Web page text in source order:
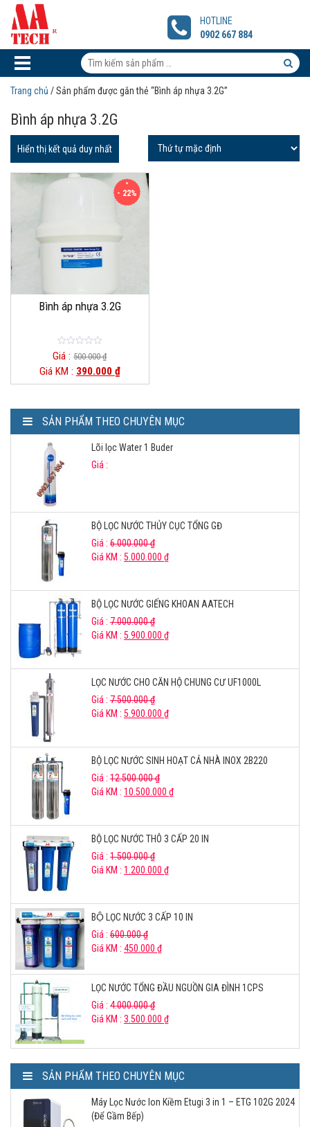
Bình
áp
nhựa
3.2G
HOTLINE
0902 667 884
Tìm
phẩm:
phẩm
Trang chủ / Sản phẩm được gắn thẻ “Bình áp nhựa 3.2G”
Bình áp nhựa 3.2G
Hiển thị kết quả duy nhất
- 22%
Bình áp nhựa 3.2G
0
o
u
t
o
Giá :500.000₫
Giá KM : 390.000 ₫
SẢN PHẨM THEO CHUYÊN MỤC
Lõi lọc Water 1 Buder
Giá :
BỘ LỌC NƯỚC THỦY CỤC TỔNG GĐ
Giá : 6.000.000₫
Giá KM : 5.000.000 ₫
BỘ LỌC NƯỚC GIẾNG KHOAN AATECH
Giá : 7.000.000₫
Giá KM : 5.900.000 ₫
LỌC NƯỚC CHO CĂN HỘ CHUNG CƯ UF1000L
Giá : 7.500.000₫
Giá KM : 5.900.000 ₫
BỘ LỌC NƯỚC SINH HOẠT CẢ NHÀ INOX 2B220
Giá : 12.500.000₫
Giá KM : 10.500.000 ₫
BỘ LỌC NƯỚC THÔ 3 CẤP 20 IN
Giá : 1.500.000₫
Giá KM : 1.200.000 ₫
BỘ LỌC NƯỚC 3 CẤP 10 IN
Giá : 600.000₫
Giá KM : 450.000 ₫
LỌC NƯỚC TỔNG ĐẦU NGUỒN GIA ĐÌNH 1CPS
Giá : 4.000.000₫
Giá KM : 3.500.000 ₫
SẢN PHẨM THEO CHUYÊN MỤC
Máy Lọc Nước Ion Kiềm Etugi 3 in 1 – ETG 102G 2024
(Để Gầm Bếp)